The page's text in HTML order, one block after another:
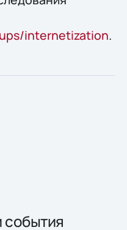
internetization.
события